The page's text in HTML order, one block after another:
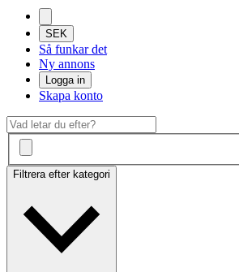
SEK
Så funkar det
Ny annons
Logga in
Skapa konto
Filtrera efter kategori